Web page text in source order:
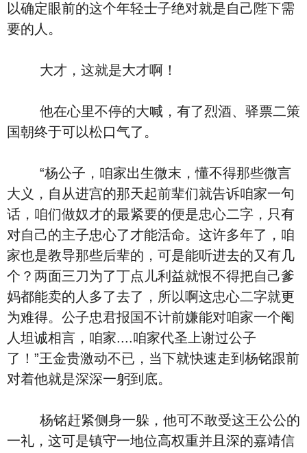
以确定眼前的这个年轻士子绝对就是自己陛下需
要的人。
大才，这就是大才啊！
他在心里不停的大喊，有了烈酒、驿票二策
国朝终于可以松口气了。
“杨公子，咱家出生微末，懂不得那些微言
大义，自从进宫的那天起前辈们就告诉咱家一句
话，咱们做奴才的最紧要的便是忠心二字，只有
对自己的主子忠心了才能活命。这许多年了，咱
家也是教导那些后辈的，可是能听进去的又有几
个？两面三刀为了丁点儿利益就恨不得把自己爹
妈都能卖的人多了去了，所以啊这忠心二字就更
为难得。公子忠君报国不计前嫌能对咱家一个阉
人坦诚相言，咱家....咱家代圣上谢过公子
了！”王金贵激动不已，当下就快速走到杨铭跟前
对着他就是深深一躬到底。
杨铭赶紧侧身一躲，他可不敢受这王公公的
一礼，这可是镇守一地位高权重并且深的嘉靖信